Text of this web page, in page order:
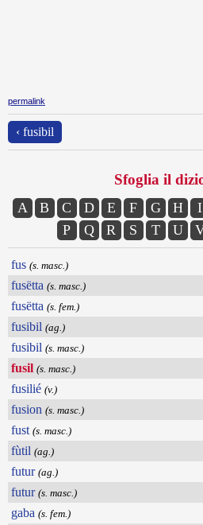
permalink
‹ fusibil
Sfoglia il
A B C D E F G H I
P
Q R S T U
fus (s. masc.)
fusëtta (s. masc.)
fusëtta (s. fem.)
fusibil (ag.)
fusibil (s. masc.)
fusil (s. masc.)
fusilié (v.)
fusion (s. masc.)
fust (s. masc.)
fùtil (ag.)
futur (ag.)
futur (s. masc.)
gaba (s. fem.)